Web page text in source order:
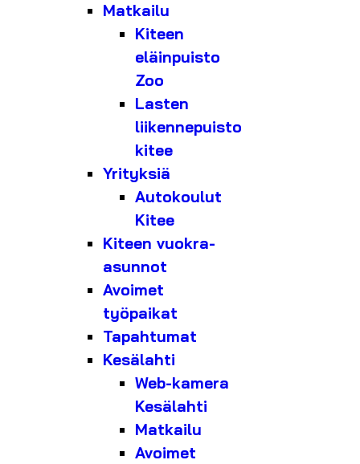
Matkailu
Kiteen
eläinpuisto
Zoo
Lasten
liikennepuisto
kitee
Yrityksiä
Autokoulut
Kitee
Kiteen vuokra-
asunnot
Avoimet
työpaikat
Tapahtumat
Kesälahti
Web-kamera
Kesälahti
Matkailu
Avoimet